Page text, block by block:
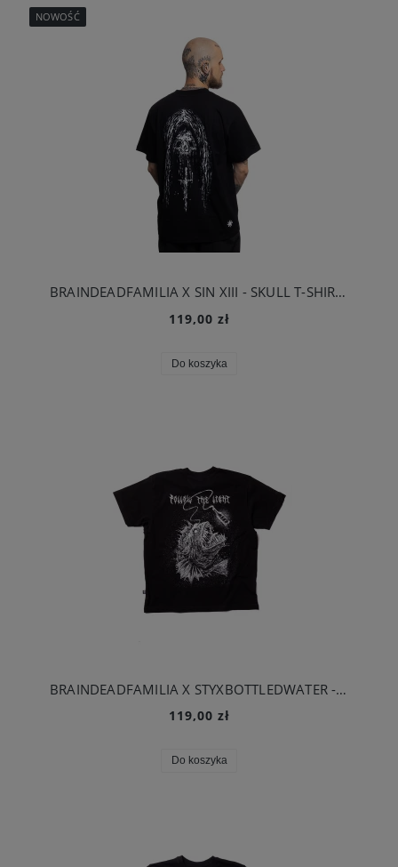
BRAINDEADFAMILIA X SIN XIII - SKULL T-SHIRT CZARNY
119,00 zł
Do koszyka
NOWOŚĆ
BRAINDEADFAMILIA X STYXBOTTLEDWATER - ŻABNICA T-SHIRT CZARNY
119,00 zł
Do koszyka